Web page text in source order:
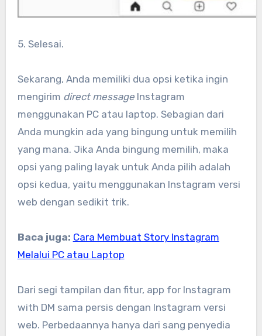
5. Selesai.
Sekarang, Anda memiliki dua opsi ketika ingin
mengirim direct messageInstagram
menggunakan PC atau laptop. Sebagian dari
Anda mungkin ada yang bingung untuk memilih
yang mana. Jika Anda bingung memilih, maka
opsi yang paling layak untuk Anda pilih adalah
opsi kedua, yaitu menggunakan Instagram versi
web dengan sedikit trik.
Baca juga: Cara Membuat Story Instagram
Melalui PC atau Laptop
Dari segi tampilan dan fitur, app for Instagram
with DM sama persis dengan Instagram versi
web. Perbedaannya hanya dari sang penyedia